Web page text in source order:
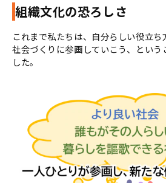
組織文化の恐ろしさ
これまで私たちは、自分らしい役立
社会づくりに参画していこう、という
した。